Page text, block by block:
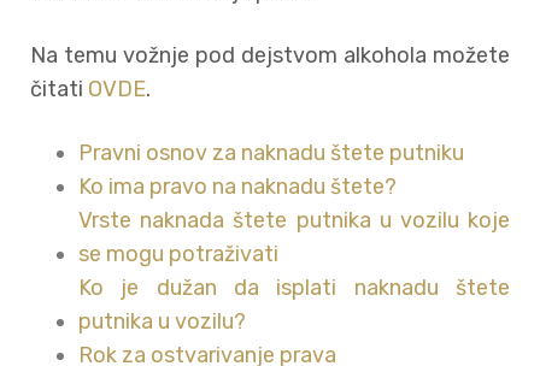
Na temu vožnje pod dejstvom alkohola možete
čitati OVDE.
Pravni osnov za naknadu štete putniku
Ko ima pravo na naknadu štete?
Vrste naknada štete putnika u vozilu koje
se mogu potraživati
Ko je dužan da isplati naknadu štete
putnika u vozilu?
Rok za ostvarivanje prava